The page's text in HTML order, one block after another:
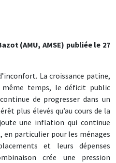
(AMU, AMSE) publiée le 27
La croissance patine,
temps, le déficit public
de progresser dans un
plus élevés qu’au cours de la
une inflation qui continue
en particulier pour les ménages
et leurs dépenses
crée une pression